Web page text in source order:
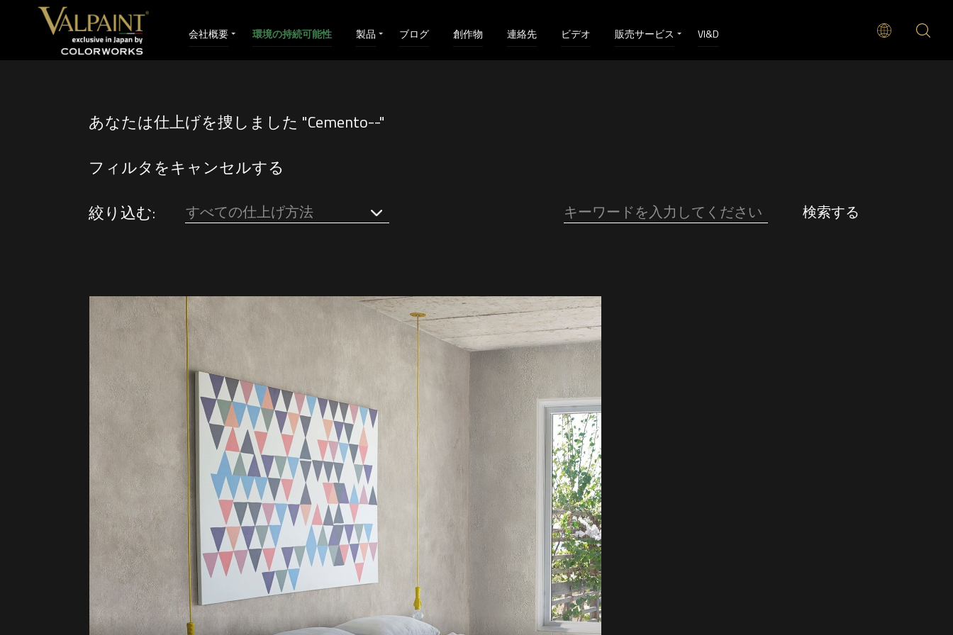
会社概要 環境の持続可能性 製品 ブログ 創作物 連絡先 ビデオ 販売サービス VI&D
あなたは仕上げを捜しました "Cemento--"
フィルタをキャンセルする
絞り込む:
すべての仕上げ方法 検索する